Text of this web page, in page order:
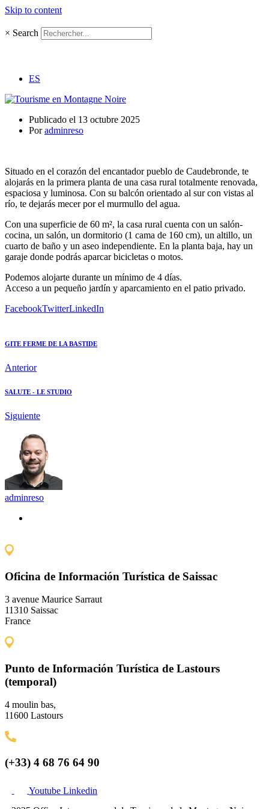
Skip to content
× Search
ES
Publicado el 13 octubre 2025
Poradminreso
Situado en el corazón del encantador pueblo de Caudebronde, te
alojarás en la primera planta de una casa rural totalmente renovada,
espaciosa y luminosa. Con su balcón orientado al sur con vistas al
río, te dejarás mecer por el murmullo del agua.
Con una superficie de 60 m², la casa rural cuenta con un salón-
cocina, un salón, un dormitorio (1 cama de 160 cm), un altillo, un
cuarto de baño y un aseo independiente. En la planta baja, hay un
garaje donde podrás aparcar bicicletas o motos.
Podemos alojarte durante un mínimo de 4 días.
Acceso a un pequeño jardín y aparcamiento en el patio privado.
FacebookTwitterLinkedIn
GITE FERME DE LA BASTIDE
Anterior
SALUTE - LE STUDIO
Siguiente
adminreso
Oficina de Información Turística de Saissac
3 avenue Maurice Sarraut
11310 Saissac
France
Punto de Información Turística de Lastours
(temporal)
4 moulin bas,
11600 Lastours
(+33) 4 68 76 64 90
Youtube Linkedin